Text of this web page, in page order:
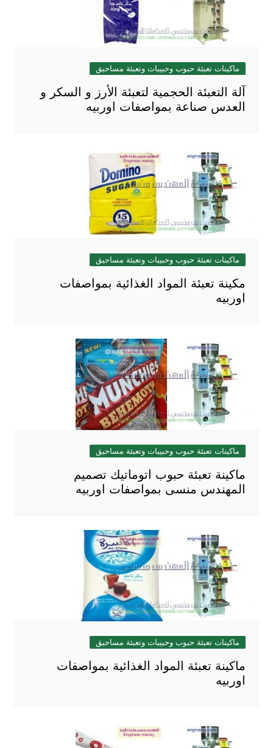
ماكينات تعبئة حبوب وحبيبات وتعبئة مساحيق
آلة التعبئة الحجمية لتعبئة الأرز و السكر و
العدس صناعة بمواصفات اوربيه
ماكينات تعبئة حبوب وحبيبات وتعبئة مساحيق
مكينة تعبئة المواد الغذائية بمواصفات
اوربيه
ماكينات تعبئة حبوب وحبيبات وتعبئة مساحيق
ماكينة تعبئة حبوب اتوماتيك تصميم
المهندس منسى بمواصفات اوربيه
ماكينات تعبئة حبوب وحبيبات وتعبئة مساحيق
ماكينة تعبئة المواد الغذائية بمواصفات
اوربيه